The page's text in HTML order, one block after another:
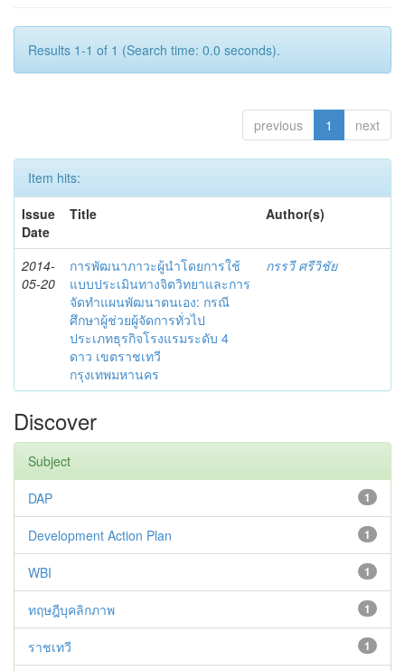
Results 1-1 of 1 (Search time: 0.0 seconds).
previous 1 next
Item hits:
Issue
Date
Title Author(s)
2014-
05-20
การพัฒนาภาวะผู้นำโดยการใช้
แบบประเมินทางจิตวิทยาและการ
จัดทำแผนพัฒนาตนเอง: กรณี
ศึกษาผู้ช่วยผู้จัดการทั่วไป
ประเภทธุรกิจโรงแรมระดับ 4
ดาว เขตราชเทวี
กรุงเทพมหานคร
กรรวี ศรีวิชัย
Discover
Subject
1
DAP
1
Development Action Plan
1
WBI
1
ทฤษฎีบุคลิกภาพ
1
ราชเทวี